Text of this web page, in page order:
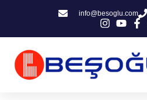
info@besoglu.com